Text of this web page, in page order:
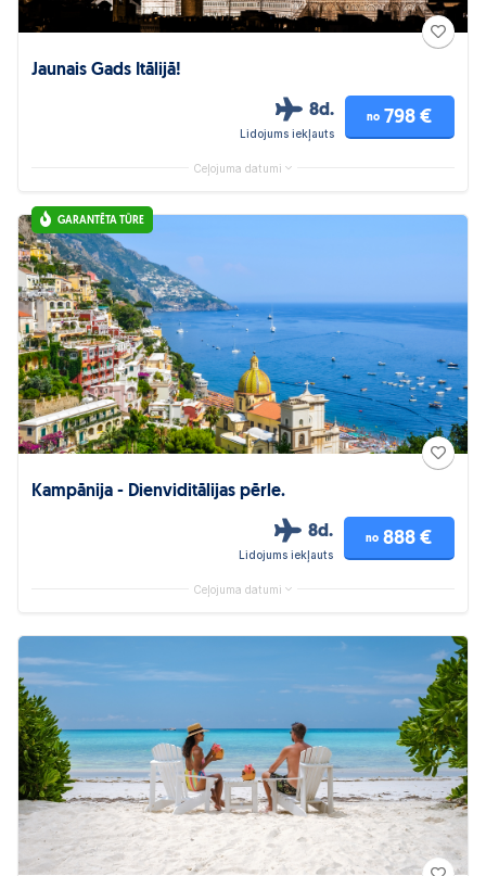
Jaunais Gads Itālijā!
8d.
Lidojums iekļauts
no 798 €
Ceļojuma datumi
GARANTĒTA TŪRE
Kampānija - Dienviditālijas pērle.
8d.
Lidojums iekļauts
no 888 €
Ceļojuma datumi